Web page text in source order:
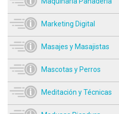
Marketing Digital
Masajes y Masajistas
Mascotas y Perros
Meditación y Técnicas